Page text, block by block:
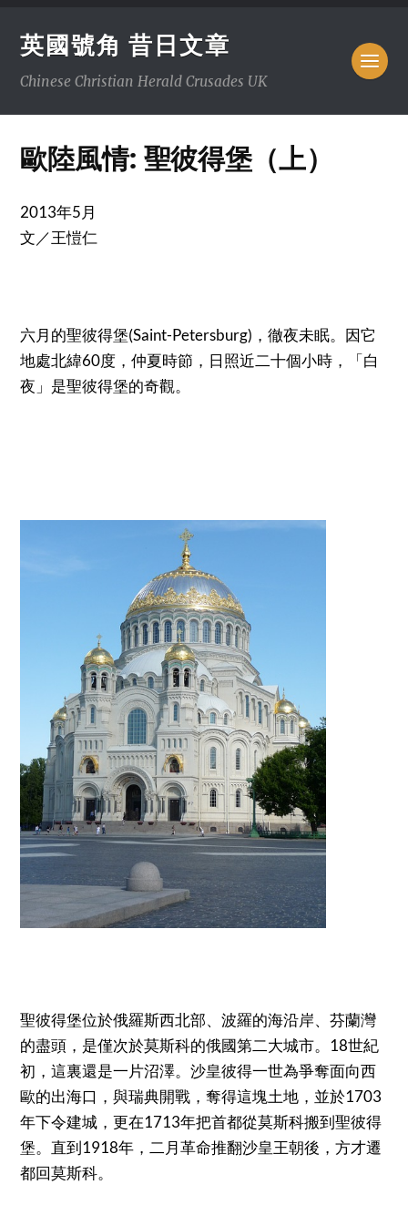
英國號角 昔日文章
Chinese Christian Herald Crusades UK
歐陸風情: 聖彼得堡（上）
2013年5月
文／王愷仁
六月的聖彼得堡(Saint-Petersburg)，徹夜未眠。因它
地處北緯60度，仲夏時節，日照近二十個小時，「白
夜」是聖彼得堡的奇觀。
聖彼得堡位於俄羅斯西北部、波羅的海沿岸、芬蘭灣
的盡頭，是僅次於莫斯科的俄國第二大城市。18世紀
初，這裏還是一片沼澤。沙皇彼得一世為爭奪面向西
歐的出海口，與瑞典開戰，奪得這塊土地，並於1703
年下令建城，更在1713年把首都從莫斯科搬到聖彼得
堡。直到1918年，二月革命推翻沙皇王朝後，方才遷
都回莫斯科。